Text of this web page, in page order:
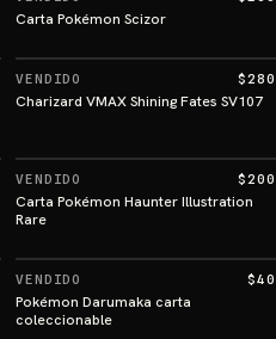
Carta Pokémon Scizor
VENDIDO $280
Charizard VMAX Shining Fates SV107
VENDIDO $200
Carta Pokémon Haunter Illustration
Rare
VENDIDO $40
Pokémon Darumaka carta
coleccionable